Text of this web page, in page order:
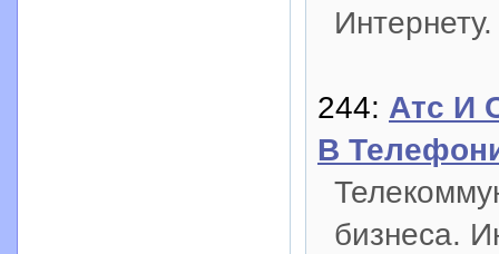
Интернету.
244: Атс И
В
бизнеса.